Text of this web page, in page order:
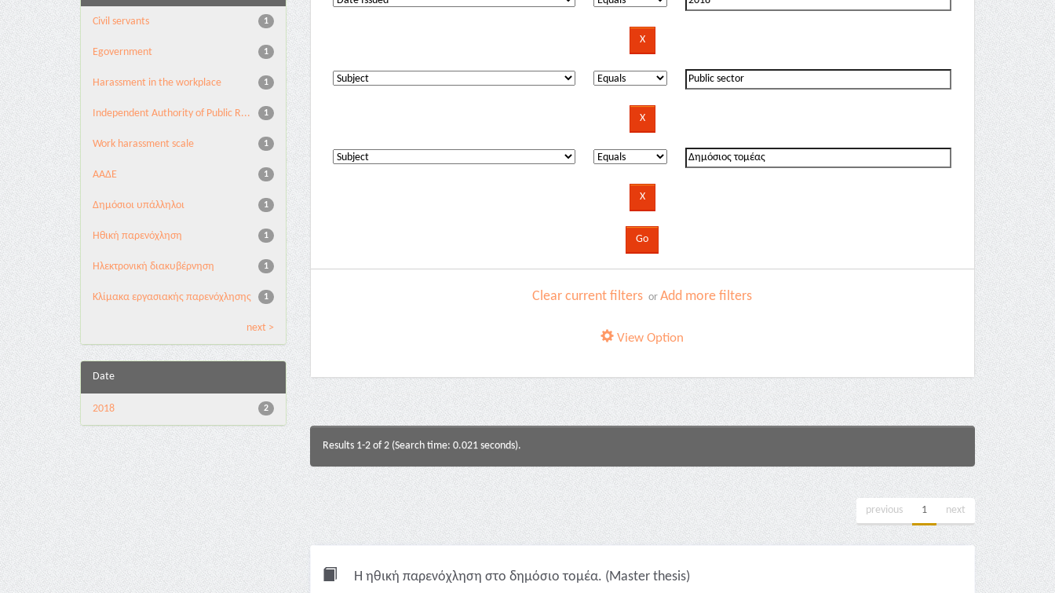
1
Civil servants
1
Egovernment
1
Harassment in the workplace
1
Independent Authority of Public R...
1
Work harassment scale
1
ΑΑΔΕ
1
Δημόσιοι υπάλληλοι
1
Ηθική παρενόχληση
1
Ηλεκτρονική διακυβέρνηση
1
Κλίμακα εργασιακής παρενόχλησης
next >
Date
2
2018
Clear current filters orAdd more filters
View Option
Results 1-2 of 2 (Search time: 0.021 seconds).
previous 1 next
Η ηθική παρενόχληση στο δημόσιο τομέα. (Master thesis)